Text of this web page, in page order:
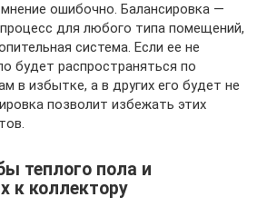
ошибочно. Балансировка —
для любого типа помещений,
система. Если ее не
будет распространяться по
в избытке, а в других его будет не
позволит избежать этих
теплого пола и
к коллектору